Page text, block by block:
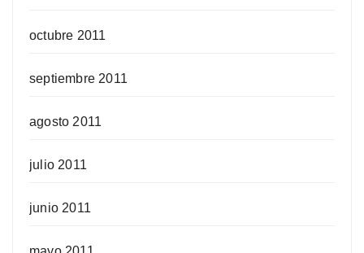
octubre 2011
septiembre 2011
agosto 2011
julio 2011
junio 2011